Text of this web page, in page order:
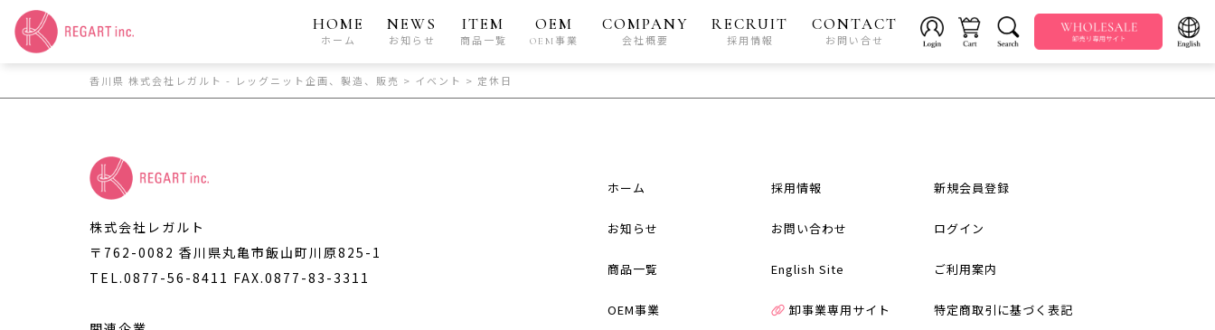
HOME
ホーム
NEWS
お知らせ
ITEM
商品一覧
OEM
OEM事業
COMPANY
会社概要
RECRUIT
採用情報
CONTACT
お問い合せ
香川県 株式会社レガルト - レッグニット企画、製造、販売 > イベント > 定休日
株式会社レガルト
〒762-0082 香川県丸亀市飯山町川原825-1
TEL.0877-56-8411 FAX.0877-83-3311
ホーム 採用情報 新規会員登録
お知らせ お問い合わせ ログイン
商品一覧 English Site ご利用案内
OEM事業 卸事業専用サイト 特定商取引に基づく表記